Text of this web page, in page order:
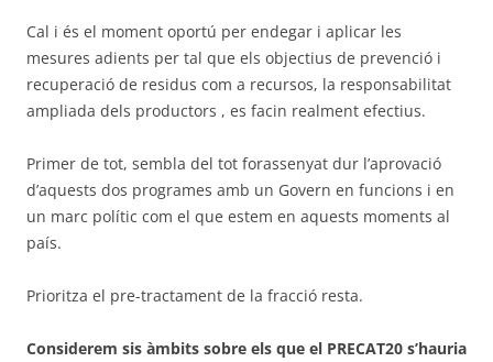
Cal i és el moment oportú per endegar i aplicar les
mesures adients per tal que els objectius de prevenció i
recuperació de residus com a recursos, la responsabilitat
ampliada dels productors , es facin realment efectius.
Primer de tot, sembla del tot forassenyat dur l’aprovació
d’aquests dos programes amb un Govern en funcions i en
un marc polític com el que estem en aquests moments al
país.
Prioritza el pre-tractament de la fracció resta.
Considerem sis àmbits sobre els que el PRECAT20 s’hauria